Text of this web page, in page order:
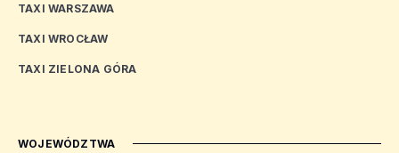
TAXI WARSZAWA
TAXI WROCŁAW
TAXI ZIELONA GÓRA
WOJEWÓDZTWA